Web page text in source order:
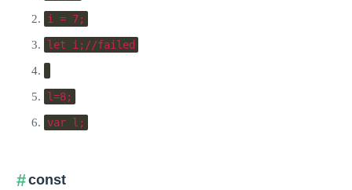
i = 7;
let i ; //failed
l=8;
var l ;
const